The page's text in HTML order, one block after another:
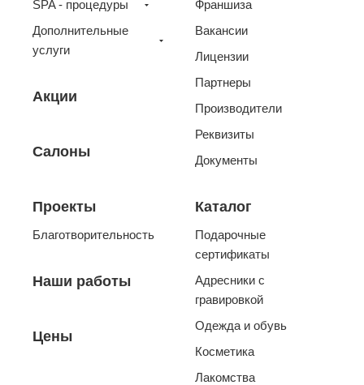
SPA - процедуры
Дополнительные
услуги
Акции
Салоны
Проекты
Благотворительность
Наши работы
Цены
Франшиза
Вакансии
Лицензии
Партнеры
Производители
Реквизиты
Документы
Каталог
Подарочные
сертификаты
Адресники с
гравировкой
Одежда и обувь
Косметика
Лакомства